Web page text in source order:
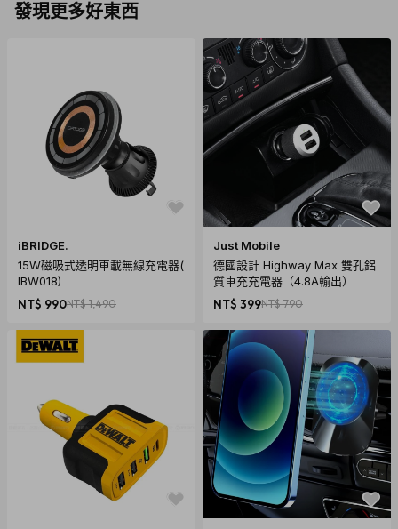
發現更多好東西
iBRIDGE.
15W磁吸式透明車載無線充電器(
IBW018)
NT$ 990NT$ 1,490
Just Mobile
德國設計 Highway Max 雙孔鋁
質車充充電器（4.8A輸出）
NT$ 399NT$ 790